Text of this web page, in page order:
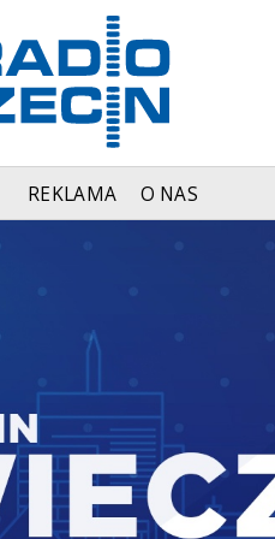
REKLAMA O NAS